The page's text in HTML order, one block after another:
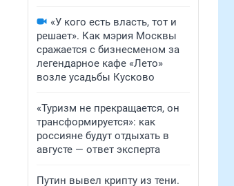
«У кого есть власть, тот и
решает». Как мэрия Москвы
сражается с бизнесменом за
легендарное кафе «Лето»
возле усадьбы Кусково
«Туризм не прекращается, он
трансформируется»: как
россияне будут отдыхать в
августе — ответ эксперта
Путин вывел крипту из тени.